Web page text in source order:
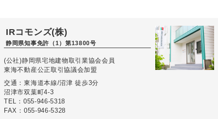
IRコモンズ(株)
静岡県知事免許（1）第13800号
(公社)静岡県宅地建物取引業協会会員
東海不動産公正取引協議会加盟
交通：東海道本線/沼津 徒歩3分
沼津市双葉町4-3
TEL：055-946-5318
FAX：055-946-5328